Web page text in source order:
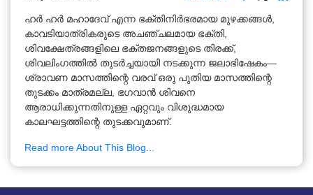
ഹർ ഹർ മഹാദേവ് എന്ന ഭക്തിനിർഭരമായ മുഴക്കങ്ങൾ,
കാവടിയാത്രികരുടെ അചഞ്ചലമായ ഭക്തി,
ശിവക്ഷേത്രങ്ങളിലെ ഭക്തജനങ്ങളുടെ തിരക്ക്,
ശിവലിംഗത്തിൽ തുടർച്ചയായി നടക്കുന്ന ജലാഭിഷേകം—
ശ്രാവണ മാസത്തിന്റെ വരവ് ഒരു പുതിയ മാസത്തിന്റെ
തുടക്കം മാത്രമല്ല, ഭഗവാൻ ശിവനെ
ആരാധിക്കുന്നതിനുള്ള ഏറ്റവും വിശുദ്ധമായ
കാലഘട്ടത്തിന്റെ തുടക്കവുമാണ്.
Read more About This Blog...